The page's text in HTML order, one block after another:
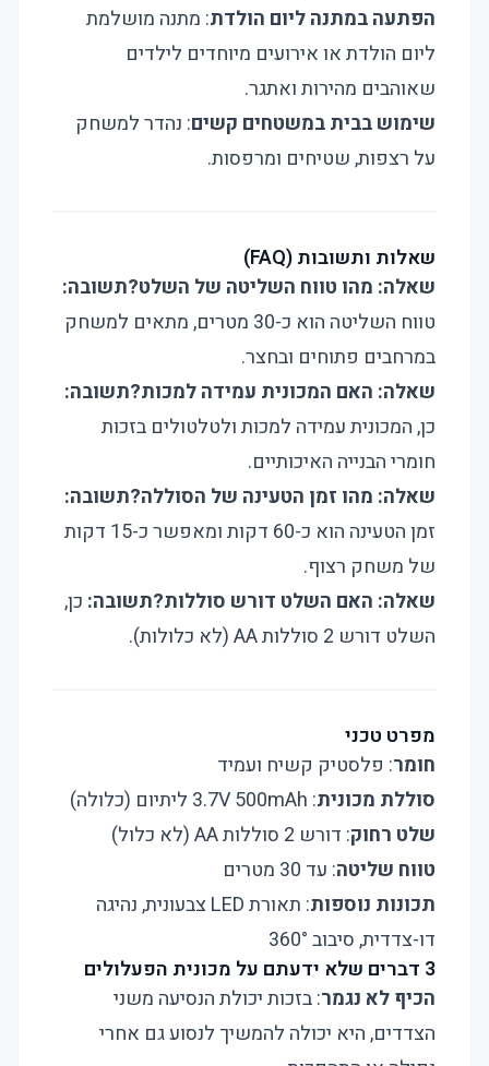
הפתעה במתנה ליום הולדת: מתנה מושלמת
ליום הולדת או אירועים מיוחדים לילדים
שאוהבים מהירות ואתגר.
שימוש בבית במשטחים קשים: נהדר למשחק
על רצפות, שטיחים ומרפסות.
שאלות ותשובות (FAQ)
שאלה: מהו טווח השליטה של השלט?תשובה:
טווח השליטה הוא כ-30 מטרים, מתאים למשחק
במרחבים פתוחים ובחצר.
שאלה: האם המכונית עמידה למכות?תשובה:
כן, המכונית עמידה למכות ולטלטולים בזכות
חומרי הבנייה האיכותיים.
שאלה: מהו זמן הטעינה של הסוללה?תשובה:
זמן הטעינה הוא כ-60 דקות ומאפשר כ-15 דקות
של משחק רצוף.
שאלה: האם השלט דורש סוללות?תשובה: כן,
השלט דורש 2 סוללות AA (לא כלולות).
מפרט טכני
חומר: פלסטיק קשיח ועמיד
סוללת מכונית: 3.7V 500mAh ליתיום (כלולה)
שלט רחוק: דורש 2 סוללות AA (לא כלול)
טווח שליטה: עד 30 מטרים
תכונות נוספות
: תאורת LED צבעונית, נהיגה
דו-צדדית, סיבוב 360°
3 דברים שלא ידעתם על מכונית הפעלולים
הכיף לא נגמר: בזכות יכולת הנסיעה משני
הצדדים, היא יכולה להמשיך לנסוע גם אחרי